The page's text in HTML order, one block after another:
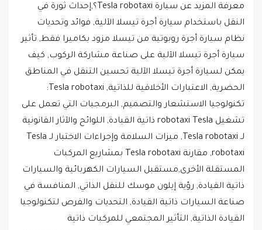
معرفة المزيد عن سيارة Tesla robotaxi؟,إحداث ثورة في
النقل باستخدام سيارة أجرة تيسلا الآلية, فوائد وتحديات
نظام سيارة أجرة روبوتية من تيسلا مزود بكاميرا فقط, تأثير
سيارة أجرة تيسلا الآلية على صناعة مشاركة الركوب, كيف
يمكن لسيارة أجرة تيسلا الآلية تحسين التنقل في المناطق
الحضرية, الاعتبارات الأخلاقية للذاتية, Tesla robotaxi:
تكنولوجيا الاستشعار والتصميم, البرمجيات التي تعمل على
تشغيل robotaxi Tesla ذاتية القيادة, اللوائح والآثار القانونية
لـ Tesla robotaxi, ميزات السلامة وإجراءات الاختبار لـ Tesla
robotaxi, مقارنة Tesla robotaxi بمشاريع المركبات
المستقلة الأخرى,مستقبل السيارات الكهربائية والسيارات
ذاتية القيادة, رؤية إيلون موسك للنقل الذاتي, المنافسة في
صناعة السيارات ذاتية القيادة, التحديات والفرص لتكنولوجيا
القيادة الذاتية, التأثير المجتمعي للمركبات ذاتية